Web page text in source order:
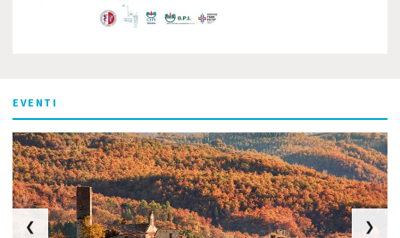
EVENTI
❮ ❯